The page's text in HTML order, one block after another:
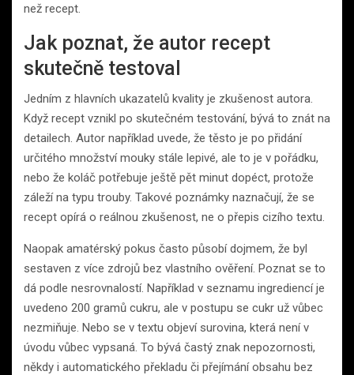
než recept.
Jak poznat, že autor recept
skutečně testoval
Jedním z hlavních ukazatelů kvality je zkušenost autora.
Když recept vznikl po skutečném testování, bývá to znát na
detailech. Autor například uvede, že těsto je po přidání
určitého množství mouky stále lepivé, ale to je v pořádku,
nebo že koláč potřebuje ještě pět minut dopéct, protože
záleží na typu trouby. Takové poznámky naznačují, že se
recept opírá o reálnou zkušenost, ne o přepis cizího textu.
Naopak amatérský pokus často působí dojmem, že byl
sestaven z více zdrojů bez vlastního ověření. Poznat se to
dá podle nesrovnalostí. Například v seznamu ingrediencí je
uvedeno 200 gramů cukru, ale v postupu se cukr už vůbec
nezmiňuje. Nebo se v textu objeví surovina, která není v
úvodu vůbec vypsaná. To bývá častý znak nepozornosti,
někdy i automatického překladu či přejímání obsahu bez